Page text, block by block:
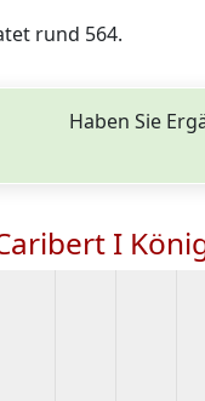
rund 564.
Haben Sie
I